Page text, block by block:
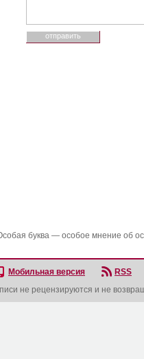
буква — особое мнение об
Мобильная версия
RSS
не рецензируются и не